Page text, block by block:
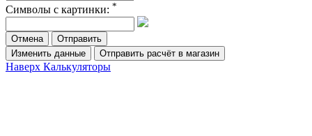
Символы с картинки: *
Отмена
Изменить данные
Отправить расчёт в магазин
Наверх Калькуляторы